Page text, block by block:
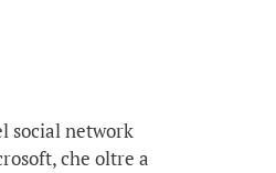
social network
che oltre a